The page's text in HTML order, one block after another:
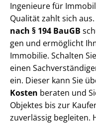
Ingenieure für
Qualität zahlt sich aus.
nach § 194 BauGB
gen und ermöglicht
Immobilie. Schalten
einen
ein. Dieser kann Sie
Kosten beraten und
Objektes bis zur
zuverlässig begleiten.